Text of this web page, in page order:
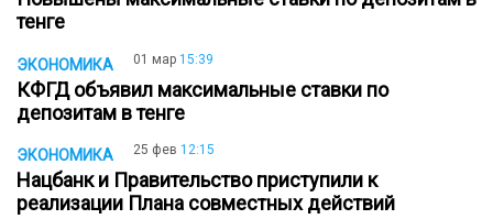
тенге
ЭКОНОМИКА 01 мар 15:39
КФГД объявил максимальные ставки по
депозитам в тенге
ЭКОНОМИКА 25 фев 12:15
Нацбанк и Правительство приступили к
реализации Плана совместных действий